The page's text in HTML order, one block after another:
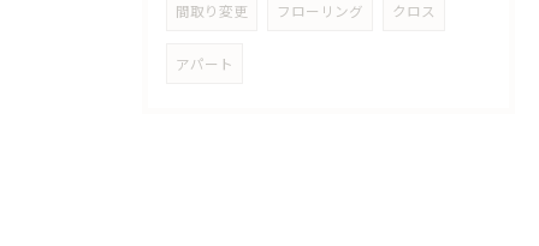
間取り変更 フローリング クロス
アパート